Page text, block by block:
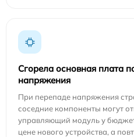
Сгорела основная плата
напряжения
При перепаде напряжения
соседние компоненты могут
управляющий модуль у
цене нового устройства, а